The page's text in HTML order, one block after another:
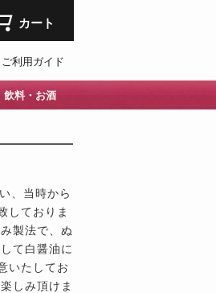
ご利用ガイド
カート
飲料・お酒
、当時から
しておりま
製法で、ぬ
て白醤油に
いたしてお
しみ頂けま